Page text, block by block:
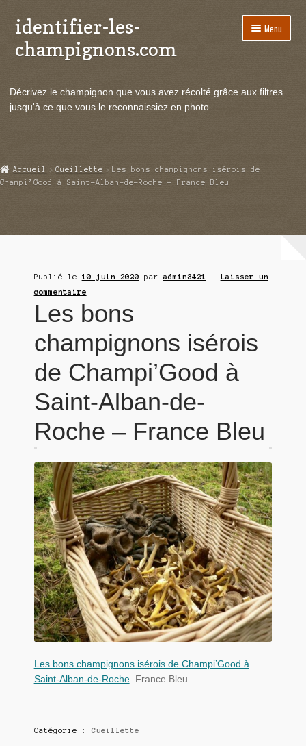
Aller
à
la
Aller
au
contenu
identifier-les-
champignons.com
Menu
le
Actualités
Echanges et contacts
Décrivez le champignon que vous avez récolté grâce aux filtres
jusqu'à ce que vous le reconnaissiez en photo.
Accueil Cueillette
Les bons champignons isérois de
Champi’Good à Saint-Alban-de-Roche – France Bleu
Publié le 10 juin 2020 paradmin3421 — Laisser un
commentaire
Les bons
champignons isérois
de Champi’Good à
Saint-Alban-de-
Roche – France Bleu
Les bons champignons isérois de Champi’Good à
Saint-Alban-de-Roche
France Bleu
Catégorie : Cueillette